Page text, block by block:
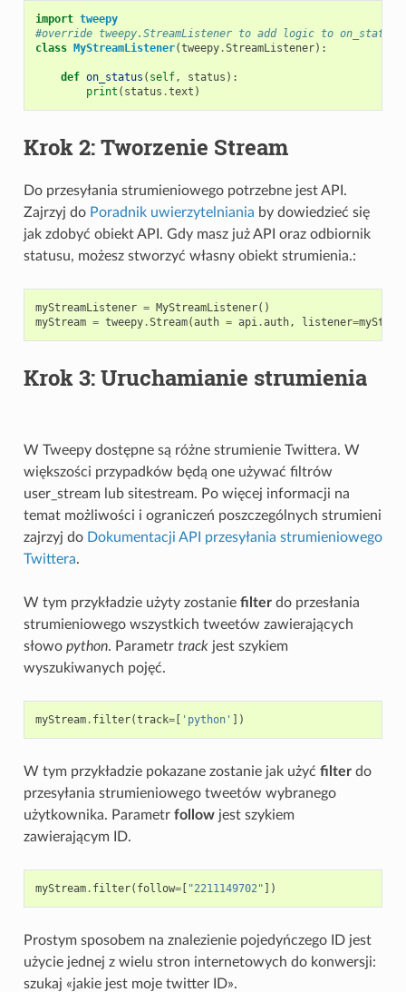
import tweepy
#override tweepy.StreamListener to add logic to on_status
class MyStreamListener(tweepy.StreamListener):
def on_status ( self, status ):
print ( status .text )
Krok 2: Tworzenie Stream
Do przesyłania strumieniowego potrzebne jest API.
Zajrzyj do Poradnik uwierzytelniania by dowiedzieć się
jak zdobyć obiekt API. Gdy masz już API oraz odbiornik
statusu, możesz stworzyć własny obiekt strumienia.:
myStreamListener = MyStreamListener()
myStream = tweepy.Stream(auth = api .auth, listener=
Krok 3: Uruchamianie strumienia
W Tweepy dostępne są różne strumienie Twittera. W
większości przypadków będą one używać filtrów
user_stream lub sitestream. Po więcej informacji na
temat możliwości i ograniczeń poszczególnych strumieni
zajrzyj do Dokumentacji API przesyłania strumieniowego
Twittera.
W tym przykładzie użyty zostanie filterdo przesłania
strumieniowego wszystkich tweetów zawierających
słowo python. Parametr trackjest szykiem
wyszukiwanych pojęć.
myStream. filter(track=[ 'python' ])
W tym przykładzie pokazane zostanie jak użyć filterdo
przesyłania strumieniowego tweetów wybranego
użytkownika. Parametr followjest szykiem
zawierającym ID.
myStream. filter( follow=[ "2211149702" ])
Prostym sposobem na znalezienie pojedyńczego ID jest
użycie jednej z wielu stron internetowych do konwersji:
szukaj «jakie jest moje twitter ID».